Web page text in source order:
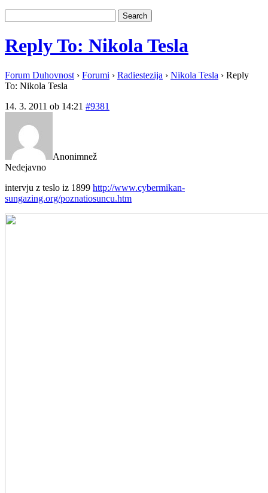
Reply To: Nikola Tesla
Forum Duhovnost › Forumi › Radiestezija › Nikola Tesla › Reply
To: Nikola Tesla
14. 3. 2011 ob 14:21 #9381
Anonimnež
Nedejavno
intervju z teslo iz 1899 http://www.cybermikan-
sungazing.org/poznatiosuncu.htm